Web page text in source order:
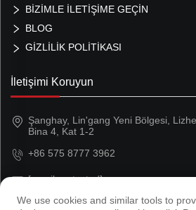
BİZİMLE İLETİŞİME GEÇİN
BLOG
GIZLILIK POLITIKASI
İletişimi Koruyun
Şanghay, Lin'gang Yeni Bölgesi,
Bina 4, Kat 1-2
+86 575 8777 3962
[email protected]
We use cookies and similar tools to